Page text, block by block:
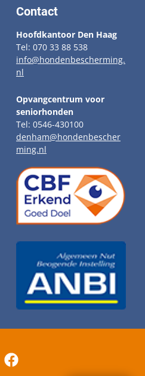
Contact
Hoofdkantoor Den Haag
Tel: 070 33 88 538
info@hondenbescherming.
nl
Opvangcentrum voor
seniorhonden
Tel: 0546-430100
denham@hondenbescher
ming.nl